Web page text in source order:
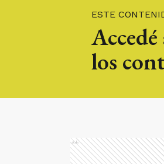
ESTE
los
Ads